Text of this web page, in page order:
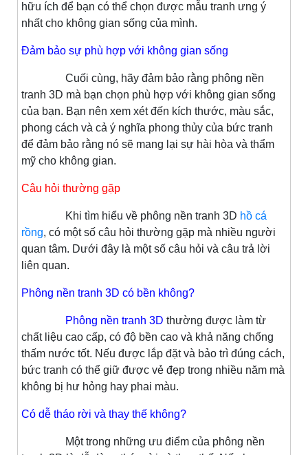
hữu ích để bạn có thể chọn được mẫu tranh ưng ý
nhất cho không gian sống của mình.
Đảm bảo sự phù hợp với không gian sống
Cuối cùng, hãy đảm bảo rằng phông nền
tranh 3D mà bạn chọn phù hợp với không gian sống
của bạn. Bạn nên xem xét đến kích thước, màu sắc,
phong cách và cả ý nghĩa phong thủy của bức tranh
để đảm bảo rằng nó sẽ mang lại sự hài hòa và thẩm
mỹ cho không gian.
Câu hỏi thường gặp
Khi tìm hiểu về phông nền tranh 3D hồ cá
rồng, có một số câu hỏi thường gặp mà nhiều người
quan tâm. Dưới đây là một số câu hỏi và câu trả lời
liên quan.
Phông nền tranh 3D có bền không?
Phông nền tranh 3D thường được làm từ
chất liệu cao cấp, có độ bền cao và khả năng chống
thấm nước tốt. Nếu được lắp đặt và bảo trì đúng cách,
bức tranh có thể giữ được vẻ đẹp trong nhiều năm mà
không bị hư hỏng hay phai màu.
Có dễ tháo rời và thay thế không?
Một trong những ưu điểm của phông nền